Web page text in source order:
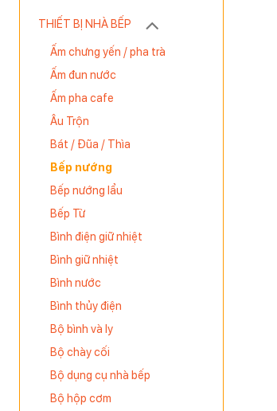
THIẾT BỊ NHÀ BẾP
Ấm chưng yến / pha trà
Ấm đun nước
Ấm pha cafe
Âu Trộn
Bát / Đũa / Thìa
Bếp nướng
Bếp nướng lẩu
Bếp Từ
Bình điện giữ nhiệt
Bình giữ nhiệt
Bình nước
Bình thủy điện
Bộ bình và ly
Bộ chày cối
Bộ dụng cụ nhà bếp
Bộ hộp cơm
lượng